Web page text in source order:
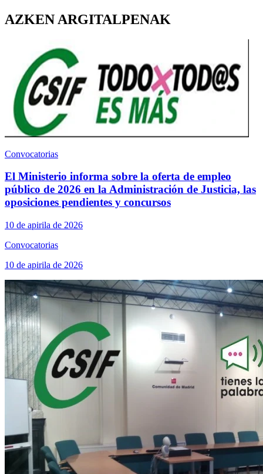
AZKEN ARGITALPENAK
Convocatorias
El Ministerio informa sobre la oferta de empleo
público de 2026 en la Administración de Justicia, las
oposiciones pendientes y concursos
10 de apirila de 2026
Convocatorias
10 de apirila de 2026